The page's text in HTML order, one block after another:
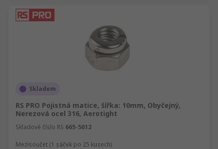
Skladem
RS PRO Pojistná matice, šířka: 10mm, Obyčejný,
Nerezová ocel 316, Aerotight
Skladové číslo RS 665-5612
Mezisoučet (1 sáček po 25 kusech)